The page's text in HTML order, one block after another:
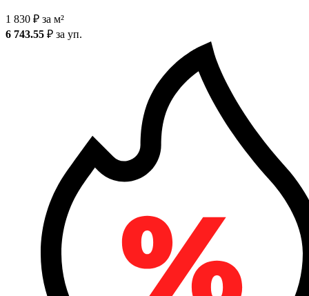
1 830 ₽ за м²
6 743.55 ₽ за уп.